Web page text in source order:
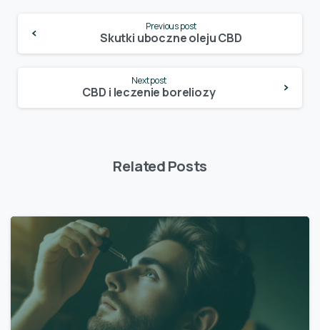
Reading
Previous post
Skutki uboczne oleju CBD
Next post
CBD i leczenie boreliozy
Related Posts